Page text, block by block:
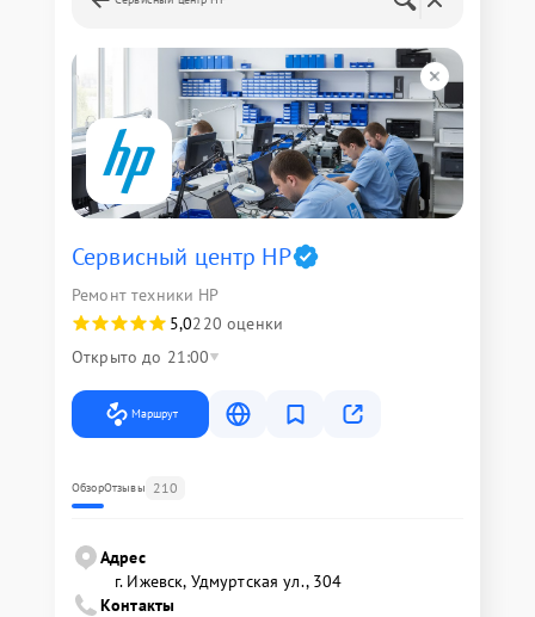
Сервисный центр HP
Ремонт техники HP
5,0220 оценки
Открыто до 21:00
Маршрут
ОбзорОтзывы 210
Адрес
г. Ижевск, Удмуртская ул., 304
Контакты